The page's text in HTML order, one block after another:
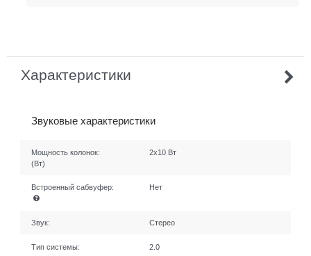
Характеристики
Звуковые характеристики
Мощность колонок:
(Вт)
2x10 Вт
Встроенный сабвуфер: Нет
Звук: Стерео
Тип системы: 2.0